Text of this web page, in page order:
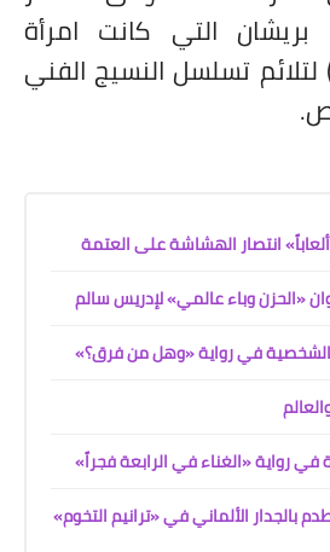
بريشان التي كانت امرأة
تسلسل النسيج الفني
انتصار الهشاشة على العتمة
«الحزن وباء عالمي» لإدريس سالم
بالشخصية في رواية «وهل من فرق؟»
رواية «الغناء في الرابعة فجراً»
بالجدار الألماني في «ترانيم التخوم»